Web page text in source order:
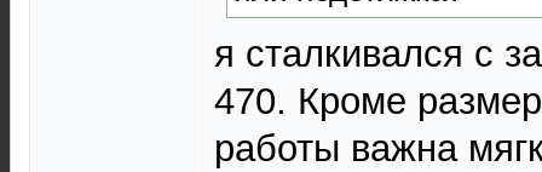
я сталкивался с
470. Кроме
работы важна